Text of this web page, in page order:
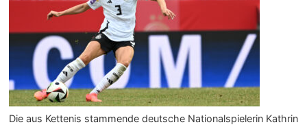
Die aus Kettenis stammende deutsche Nationalspielerin Kathrin